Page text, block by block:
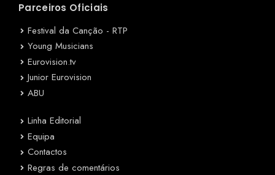
Parceiros Oficiais
Festival da Canção - RTP
Young Musicians
Eurovision.tv
Junior Eurovision
ABU
Linha Editorial
Equipa
Contactos
Regras de comentários